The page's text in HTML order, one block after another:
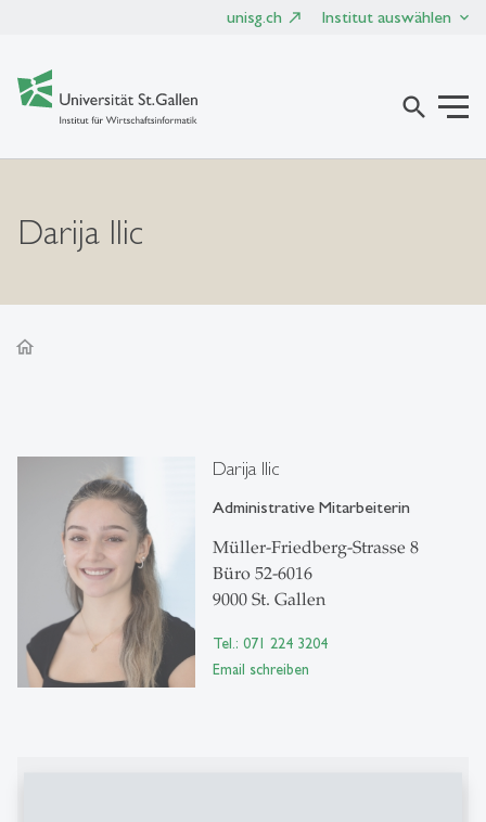
unisg.ch Institut auswählen
search
Darija Ilic
home
Darija Ilic
Administrative Mitarbeiterin
Müller-Friedberg-Strasse 8
Büro 52-6016
9000 St. Gallen
Tel.: 071 224 3204
Email schreiben